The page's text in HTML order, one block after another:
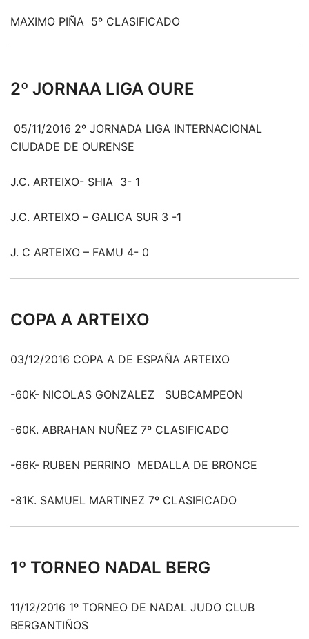
MAXIMO PIÑA 5º CLASIFICADO
2º JORNAA LIGA OURE
05/11/2016 2º JORNADA LIGA INTERNACIONAL
CIUDADE DE OURENSE
J.C. ARTEIXO- SHIA 3- 1
J.C. ARTEIXO – GALICA SUR 3 -1
J. C ARTEIXO – FAMU 4- 0
COPA A ARTEIXO
03/12/2016 COPA A DE ESPAÑA ARTEIXO
-60K- NICOLAS GONZALEZ SUBCAMPEON
-60K. ABRAHAN NUÑEZ 7º CLASIFICADO
-66K- RUBEN PERRINO MEDALLA DE BRONCE
-81K. SAMUEL MARTINEZ 7º CLASIFICADO
1º TORNEO NADAL BERG
11/12/2016 1º TORNEO DE NADAL JUDO CLUB
BERGANTIÑOS